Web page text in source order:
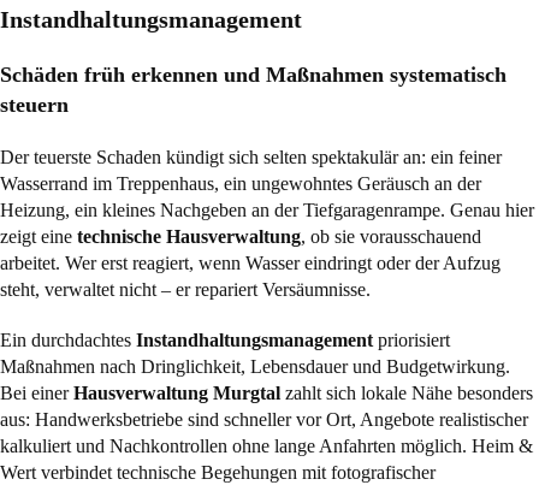
Instandhaltungsmanagement
Schäden früh erkennen und Maßnahmen systematisch
steuern
Der teuerste Schaden kündigt sich selten spektakulär an: ein feiner
Wasserrand im Treppenhaus, ein ungewohntes Geräusch an der
Heizung, ein kleines Nachgeben an der Tiefgaragenrampe. Genau hier
zeigt eine technische Hausverwaltung, ob sie vorausschauend
arbeitet. Wer erst reagiert, wenn Wasser eindringt oder der Aufzug
steht, verwaltet nicht – er repariert Versäumnisse.
Ein durchdachtes Instandhaltungsmanagement priorisiert
Maßnahmen nach Dringlichkeit, Lebensdauer und Budgetwirkung.
Bei einerHausverwaltung Murgtal zahlt sich lokale Nähe besonders
aus: Handwerksbetriebe sind schneller vor Ort, Angebote realistischer
kalkuliert und Nachkontrollen ohne lange Anfahrten möglich. Heim &
Wert verbindet technische Begehungen mit fotografischer